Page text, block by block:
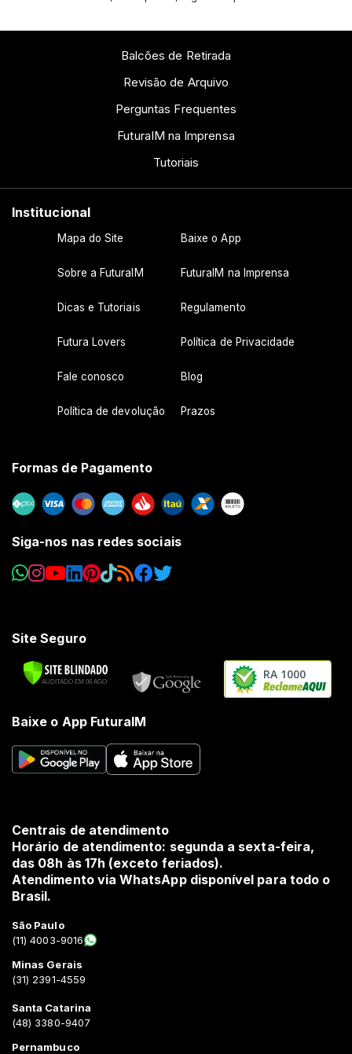
Balcões de Retirada
Revisão de Arquivo
Perguntas Frequentes
FuturaIM na Imprensa
Tutoriais
Institucional
Mapa do Site Baixe o App
Sobre a FuturaIM FuturaIM na Imprensa
Dicas e Tutoriais Regulamento
Futura Lovers Política de Privacidade
Fale conosco Blog
Política de devolução Prazos
Formas de Pagamento
Siga-nos nas redes sociais
Site Seguro
RA 1000
Baixe o App FuturaIM
Centrais de atendimento
Horário de atendimento: segunda a sexta-feira,
das 08h às 17h (exceto feriados).
Atendimento via WhatsApp disponível para todo o
Brasil.
São Paulo
(11) 4003-9016
Minas Gerais
(31) 2391-4559
Santa Catarina
(48) 3380-9407
Pernambuco